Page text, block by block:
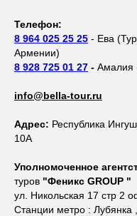
Телефон:
8 964 025 25 25 - Ева
Армении)
8 928 725 01 27 - Амалия
info@bella-tour.ru
Адрес: Республика
10А
Уполномоченное
туров "Феникс GROUP "
ул. Никольская 17 стр 2
Станции метро : Лубянка